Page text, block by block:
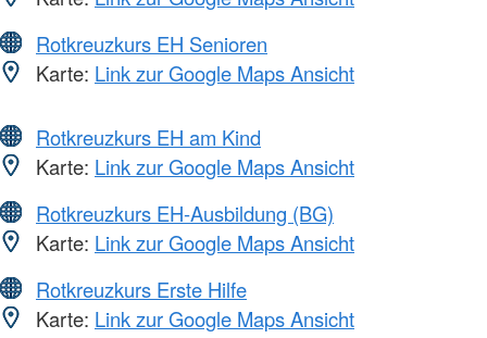
Rotkreuzkurs EH Senioren
Karte: Link zur Google Maps Ansicht
Rotkreuzkurs EH am Kind
Karte: Link zur Google Maps Ansicht
Rotkreuzkurs EH-Ausbildung (BG)
Karte: Link zur Google Maps Ansicht
Rotkreuzkurs Erste Hilfe
Karte: Link zur Google Maps Ansicht